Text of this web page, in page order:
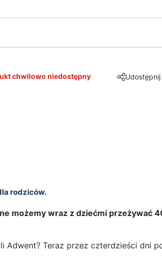
chwilowo niedostępny Udostępnij
rodziców.
możemy wraz z dziećmi przeżywać
Adwent? Teraz przez czterdzieści dni